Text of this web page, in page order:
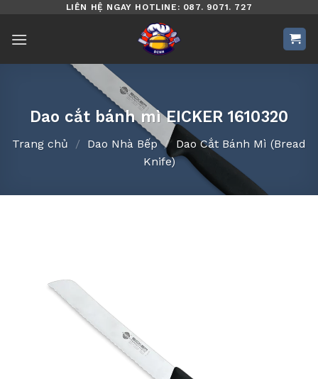
nội
dung
LIÊN HỆ NGAY HOTLINE: 087. 9071. 727
Dao cắt bánh mì EICKER 1610320
Trang chủ / Dao Nhà Bếp / Dao Cắt Bánh Mì (Bread
Knife)